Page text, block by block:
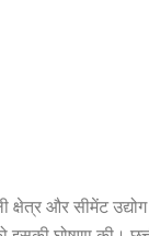
और सीमेंट उद्योग